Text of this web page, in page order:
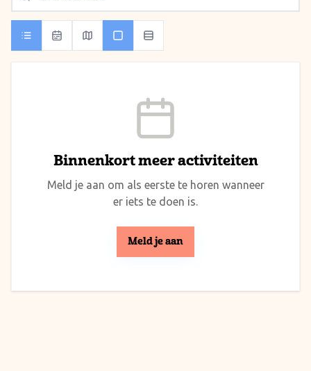
Binnenkort meer activiteiten
Meld je aan om als eerste te horen wanneer
er iets te doen is.
Meld je aan